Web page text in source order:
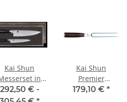
Kai Shun
in
edler
Holzschatulle
292,50 € -
Kai Shun
Premier
Fleischgabel 16
179,10 € *